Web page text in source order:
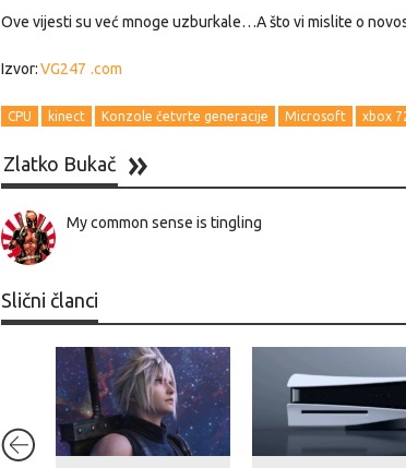
Ove vijesti su već mnoge uzburkale…A što vi mislite o
Izvor:VG247 .com
CPU kinect Konzole četvrte generacije Microsoft xbox
Zlatko Bukač
My common sense is tingling
Slični članci